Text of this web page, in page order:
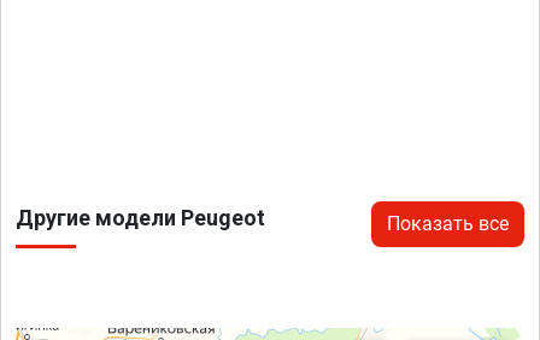
Другие модели Peugeot Показать все